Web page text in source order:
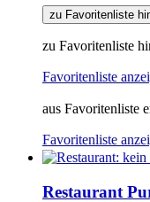
zu Favoritenliste
zu Favoritenliste
Favoritenliste
aus Favoritenliste
Favoritenliste
Restaurant